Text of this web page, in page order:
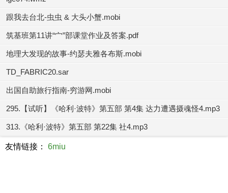
跟我去台北-虫虫 & 大头小蟹.mobi
筑基班第11讲“宀”部课堂作业及答案.pdf
地理大发现的故事-约瑟夫雅各布斯.mobi
TD_FABRIC20.sar
出国自助旅行指南-穷游网.mobi
295.【试听】《哈利·波特》第五部 第4集 达力遭遇摄魂怪4.mp3
313.《哈利·波特》第五部 第22集 社4.mp3
友情链接： 6miu